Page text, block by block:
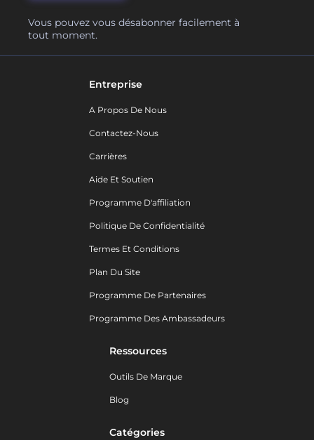
Vous pouvez vous désabonner facilement à
tout moment.
Entreprise
A Propos De Nous
Contactez-Nous
Carrières
Aide Et Soutien
Programme D'affiliation
Politique De Confidentialité
Termes Et Conditions
Plan Du Site
Programme De Partenaires
Programme Des Ambassadeurs
Ressources
Outils De Marque
Blog
Catégories